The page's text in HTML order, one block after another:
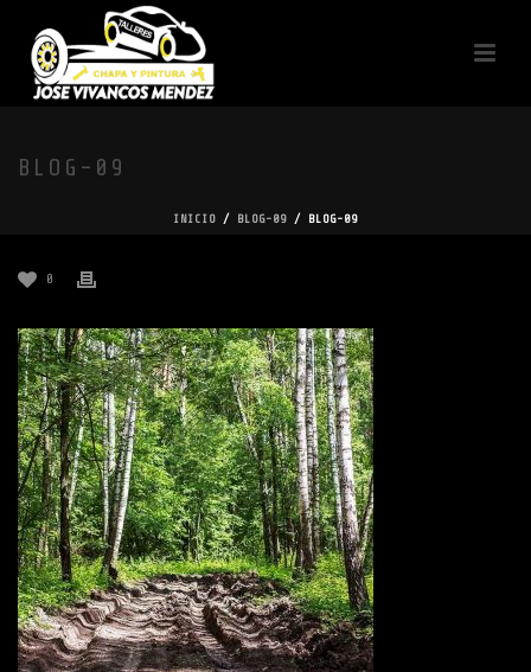
BLOG-09
INICIO / BLOG-09 / BLOG-09
0